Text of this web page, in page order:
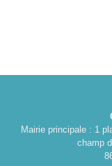
Mairie principale : 1
champ